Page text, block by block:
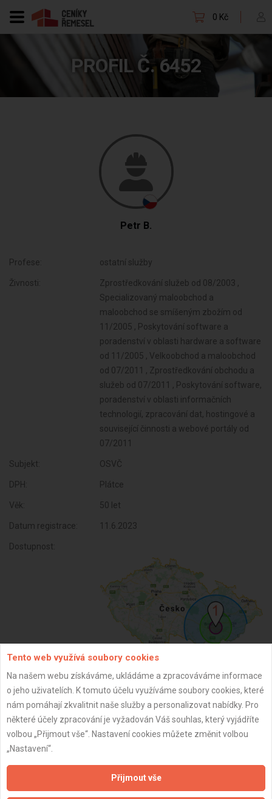
0 Kč
PROFIL Č. 6452
Petr B.
Profese: ostatní služby
Živnosti:
Zprostředkování služeb od 08/2003 ,
Specializovaný maloobchod a
maloobchod se smíšeným zbožím od
11/2005 , Poskytování software a
poradenství v oblasti hardware a software
od 11/2005 , Velkoobchod a maloobchod
od 07/2011 , Zprostředkování obchodu a
služeb od 07/2011 , Poskytování software,
poradenství v oblasti informačních
technologií, zpracování dat, hostingové a
související činnosti a webové portály od
07/2011
Subjekt: OSVČ
DPH: Plátce
Věk: 50 let
Datum registrace: 11.6.2023
Dostupnost:
ZPĚT
Aktualizováno z portálu ARES dne 04.12.2025 09:30:02
Tento web využívá soubory cookies
Na našem webu získáváme, ukládáme a zpracováváme informace
o jeho uživatelích. K tomuto účelu využíváme soubory cookies, které
nám pomáhají zkvalitnit naše služby a personalizovat nabídky. Pro
některé účely zpracování je vyžadován Váš souhlas, který vyjádříte
volbou „Přijmout vše“. Nastavení cookies můžete změnit volbou
„Nastavení“.
Přijmout vše